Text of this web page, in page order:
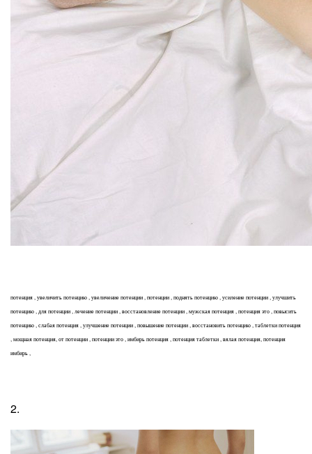
потенция , увеличить потенцию , увеличение потенции , потенции , поднять потенцию , усиление потенции , улучшить
потенцию , для потенции , лечение потенции , восстановление потенции , мужская потенция , потенция это , повысить
потенцию , слабая потенция , улучшение потенции , повышение потенции , восстановить потенцию , таблетки потенция
, мощная потенция, от потенции , потенции это , имбирь потенция , потенция таблетки , вялая потенция, потенция
имбирь ,
2.